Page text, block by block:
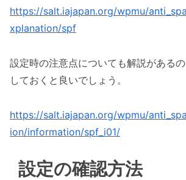
https://salt.iajapan.org/wpmu/
xplanation/spf
設定時の注意点についても解説がある
しておくと良いでしょう。
https://salt.iajapan.org/wpmu/
ion/information/spf_i01/
設定の確認方法